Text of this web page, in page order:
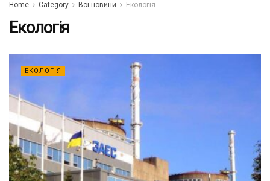
Home Category Всі новини Екологія
Екологія
ЕКОЛОГІЯ